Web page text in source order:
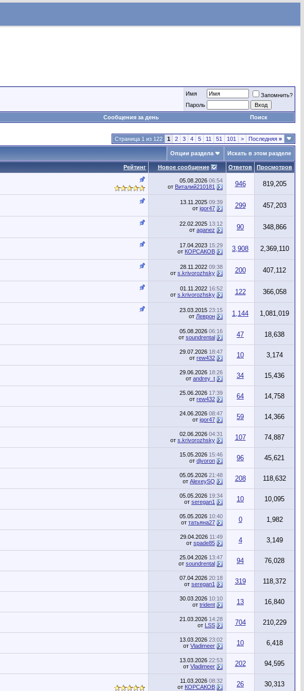
Имя
Запомнить?
Пароль
Сообщения за день Поиск
Страница 1 из 122 1 2 3 4 5 11 51 101 > Последняя »
Опции раздела Искать в этом разделе
Рейтинг Новое сообщение Ответов Просмотров
05.08.2026 06:54
от Виталий210181 946 819,205
13.11.2025 09:39
от igor47 299 457,203
22.02.2025 13:12
от aganez 90 348,866
17.04.2023 15:29
от КОРСАКОВ 3,908 2,369,110
28.11.2022 09:38
от s.krivorozhsky 200 407,112
01.11.2022 16:52
от s.krivorozhsky 122 366,058
23.03.2015 23:15
от Леврон 1,144 1,081,019
05.08.2026 06:16
от soundrental 47 18,638
29.07.2026 18:47
от rew432 10 3,174
29.06.2026 18:26
от andrey_t 34 15,436
25.06.2026 17:39
от rew432 64 14,758
24.06.2026 08:47
от igor47 59 14,366
02.06.2026 04:31
от s.krivorozhsky 107 74,887
15.05.2026 15:46
от djvoron 96 45,621
05.05.2026 21:48
от AlexeySQ 208 118,632
05.05.2026 19:34
от seregan1 10 10,095
05.05.2026 10:40
от татьяна27 0 1,982
29.04.2026 11:49
от spade85 4 3,149
25.04.2026 13:47
от soundrental 94 76,028
07.04.2026 20:18
от seregan1 319 118,372
30.03.2026 10:10
от trident 13 16,840
21.03.2026 14:28
от LSS 704 210,229
13.03.2026 23:02
от Vladimeer 10 6,418
13.03.2026 22:53
от Vladimeer 202 94,595
11.03.2026 08:32
от КОРСАКОВ 26 30,313